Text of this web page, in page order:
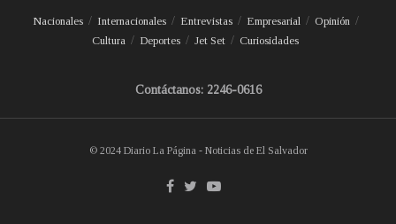
Nacionales Internacionales Entrevistas Empresarial
Opinión
Cultura
Deportes Jet Set Curiosidades
Contáctanos: 2246-0616
© 2024 Diario La Página - Noticias de El Salvador